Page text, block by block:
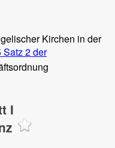
Kirchen in der
Satz 2 der
I